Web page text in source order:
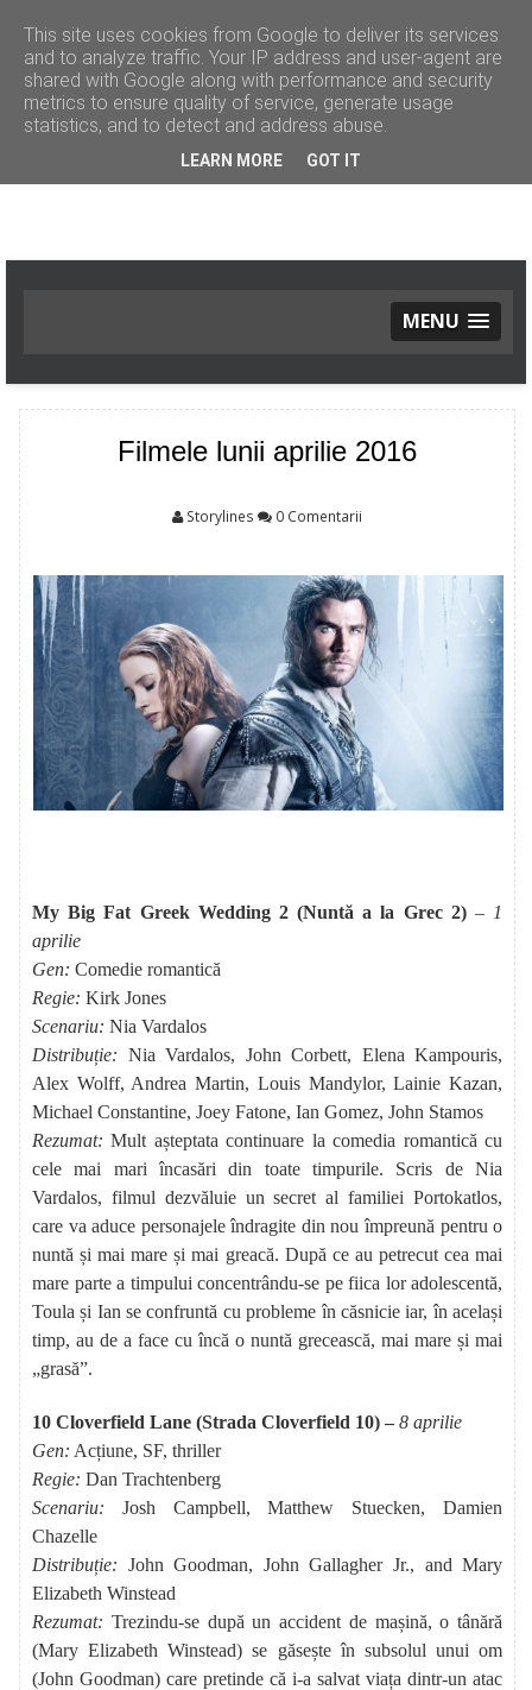
MENU
Noutăți
Tendinţe
STIL DE VIAŢĂ
Relaxare
Călătorii
Home Deco
Culinar
Diverse
DIVERTISMENT
Evenimente
Cinema
TV
PAUZA DE 5 MINUTE
Bancuri
Replici şi citate
CONTACT
Filmele lunii aprilie 2016
Storylines 0 Comentarii
My Big Fat Greek Wedding 2 (Nuntă a la Grec 2) – 1
aprilie
Gen: Comedie romantică
Regie: Kirk Jones
Scenariu: Nia Vardalos
Distribuție: Nia Vardalos, John Corbett, Elena Kampouris,
Alex Wolff, Andrea Martin, Louis Mandylor, Lainie Kazan,
Michael Constantine, Joey Fatone, Ian Gomez, John Stamos
Rezumat: Mult așteptata continuare la comedia romantică cu
cele mai mari încasări din toate timpurile. Scris de Nia
Vardalos, filmul dezvăluie un secret al familiei Portokatlos,
care va aduce personajele îndragite din nou împreună pentru o
nuntă și mai mare și mai greacă. După ce au petrecut cea mai
mare parte a timpului concentrându-se pe fiica lor adolescentă,
Toula și Ian se confruntă cu probleme în căsnicie iar, în același
timp, au de a face cu încă o nuntă grecească, mai mare și mai
„grasă”.
10 Cloverfield Lane (Strada Cloverfield 10) – 8 aprilie
Gen: Acțiune, SF, thriller
Regie: Dan Trachtenberg
Scenariu: Josh Campbell, Matthew Stuecken, Damien
Chazelle
Distribuție: John Goodman, John Gallagher Jr., and Mary
Elizabeth Winstead
Rezumat: Trezindu-se după un accident de mașină, o tânără
(Mary Elizabeth Winstead) se găsește în subsolul unui om
(John Goodman) care pretinde că i-a salvat viața dintr-un atac
This site uses cookies from Google to deliver its services
and to analyze traffic. Your IP address and user-agent are
shared with Google along with performance and security
metrics to ensure quality of service, generate usage
statistics, and to detect and address abuse.
LEARN MORE GOT IT